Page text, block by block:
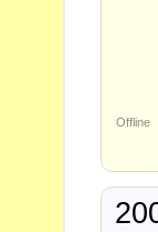
Offline